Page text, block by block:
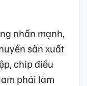
nhấn mạnh,
sản xuất
chip điều
phải làm